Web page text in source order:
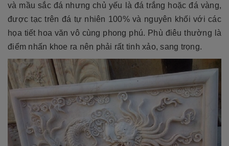
và mầu sắc đá nhưng chủ yếu là đá trắng hoặc đá vàng,
được tạc trên đá tự nhiên 100% và nguyên khối với các
họa tiết hoa văn vô cùng phong phú. Phù điêu thường là
điểm nhấn khoe ra nên phải rất tinh xảo, sang trọng.